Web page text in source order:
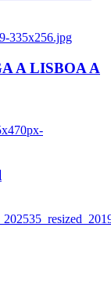
335x256.jpg
A LISBOA A